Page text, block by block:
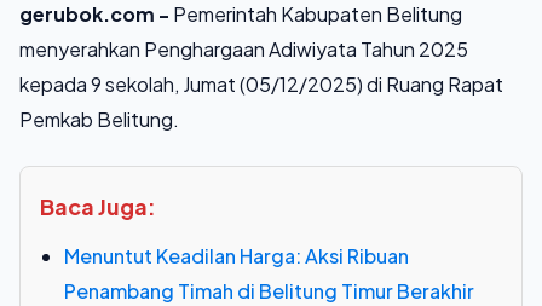
gerubok.com - Pemerintah Kabupaten Belitung
menyerahkan Penghargaan Adiwiyata Tahun 2025
kepada 9 sekolah, Jumat (05/12/2025) di Ruang Rapat
Pemkab Belitung.
Baca Juga:
Menuntut Keadilan Harga: Aksi Ribuan
Penambang Timah di Belitung Timur Berakhir